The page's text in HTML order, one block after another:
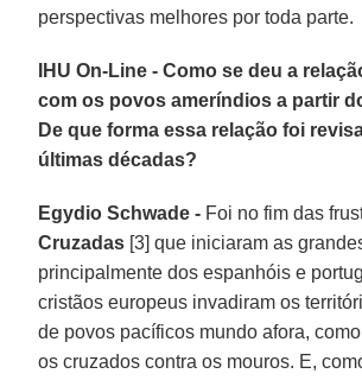
perspectivas melhores por toda parte.
IHU On-Line - Como se deu a
com os povos ameríndios a partir
De que forma essa relação foi
últimas décadas?
Egydio Schwade - Foi no fim das
Cruzadas [3] que iniciaram as
principalmente dos espanhóis e
cristãos europeus invadiram os
de povos pacíficos mundo afora,
os cruzados contra os mouros. E,